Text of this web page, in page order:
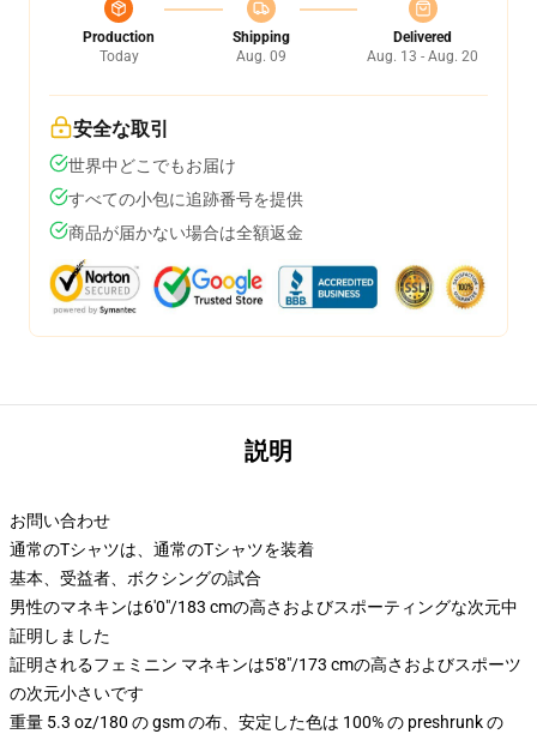
Production
Today
Shipping
Aug. 09
Delivered
Aug. 13 - Aug. 20
安全な取引
世界中どこでもお届け
すべての小包に追跡番号を提供
商品が届かない場合は全額返金
説明
お問い合わせ
通常のTシャツは、通常のTシャツを装着
基本、受益者、ボクシングの試合
男性のマネキンは6'0"/183 cmの高さおよびスポーティングな次元中
証明しました
証明されるフェミニン マネキンは5'8"/173 cmの高さおよびスポーツ
の次元小さいです
重量 5.3 oz/180 の gsm の布、安定した色は 100% の preshrunk の